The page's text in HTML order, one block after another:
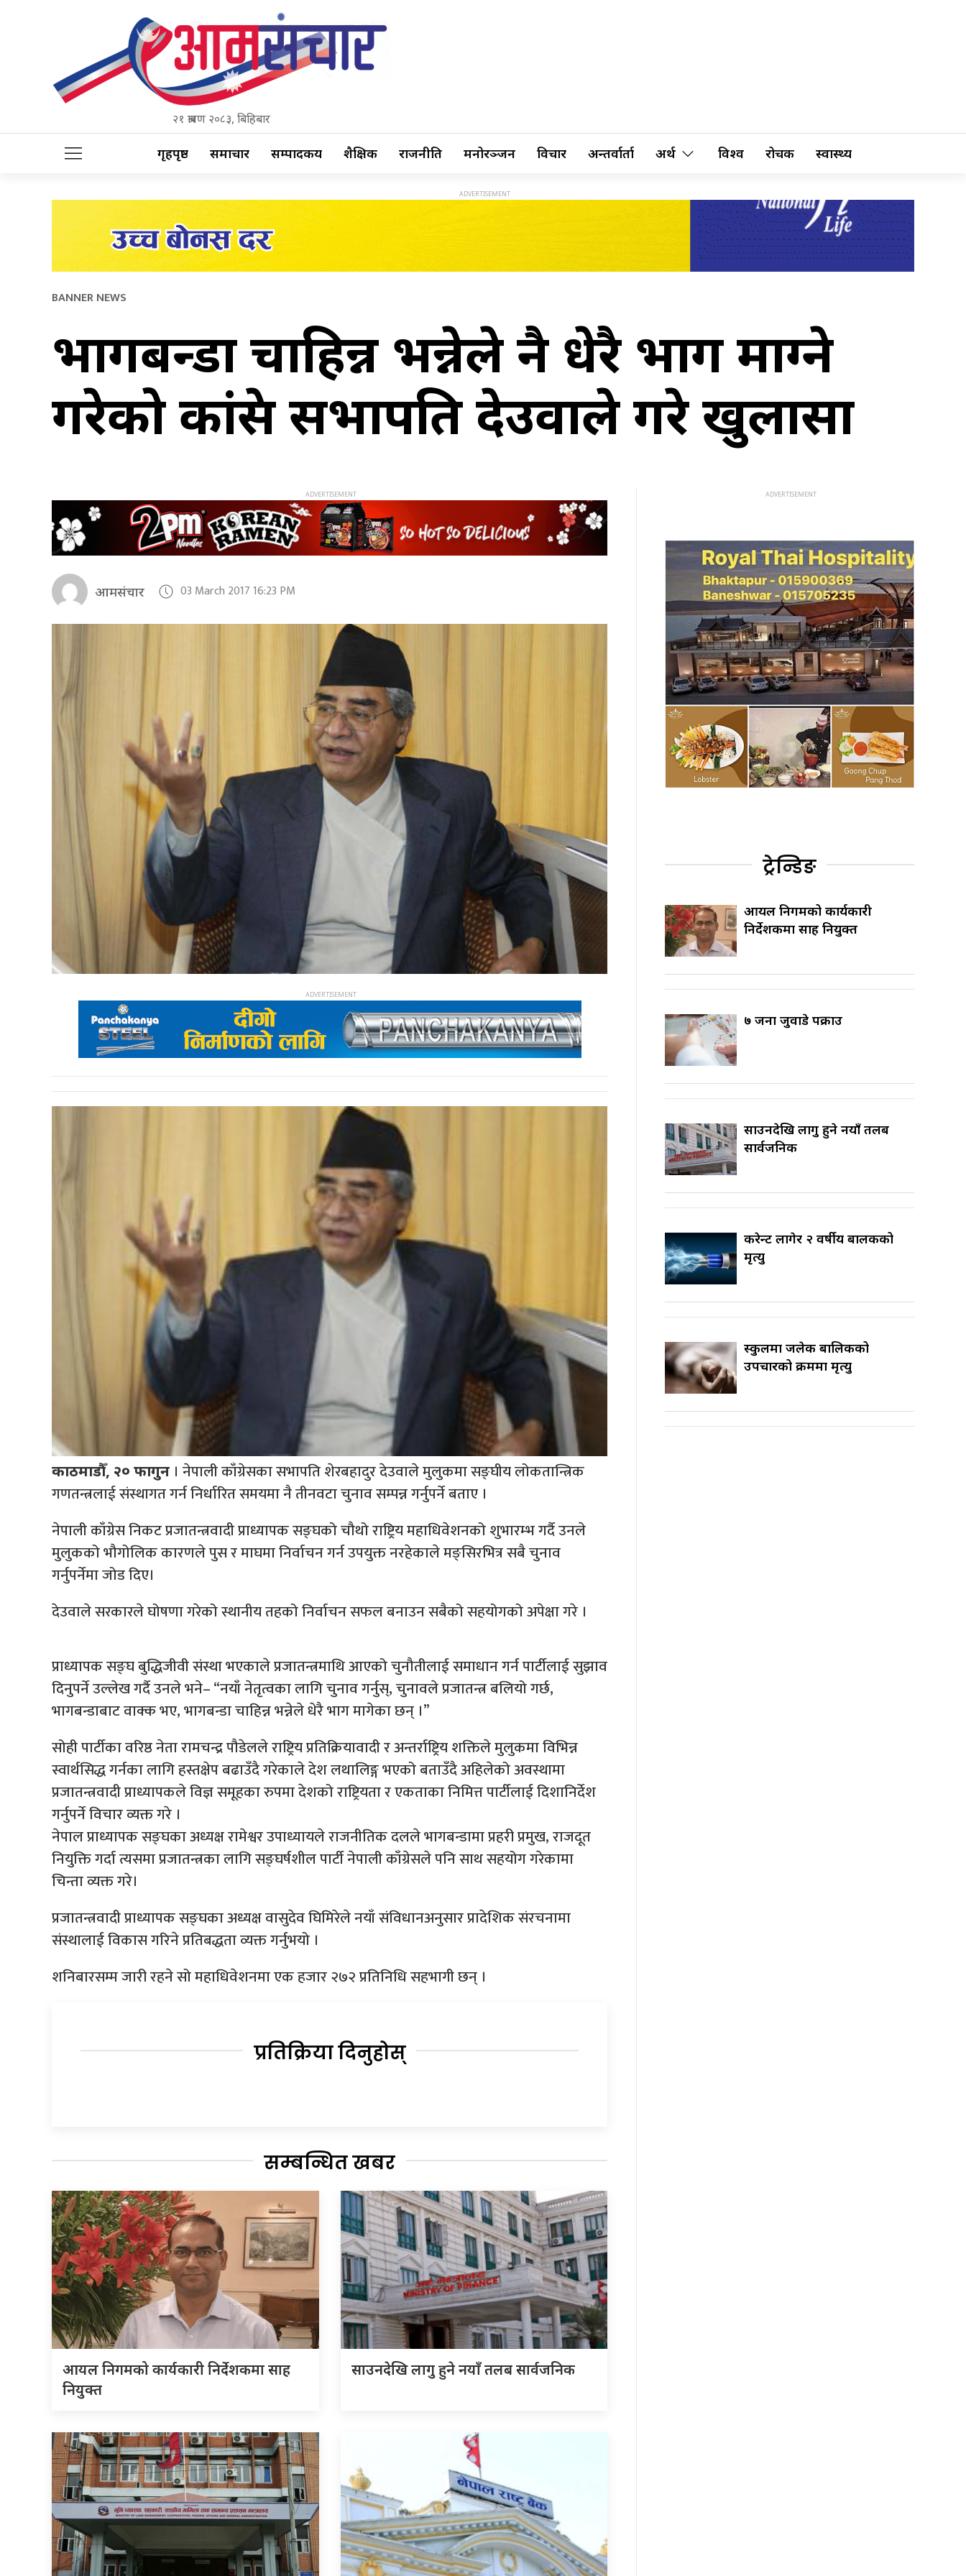
२१ श्रावण २०८३, बिहिबार
गृहपृष्ठ समाचार सम्पादकीय शैक्षिक राजनीति मनोरञ्जन विचार अन्तर्वार्ता अर्थ विश्व रोचक स्वास्थ्य
BANNER NEWS
भागबन्डा चाहिन्न भन्नेले नै धेरै भाग माग्ने
गरेको कांग्रेस सभापति देउवाले गरे खुलासा
आमसंचार 03 March 2017 16:23 PM
काठमाडौँ, २० फागुन । नेपाली काँग्रेसका सभापति शेरबहादुर देउवाले मुलुकमा सङ्घीय लोकतान्त्रिक
गणतन्त्रलाई संस्थागत गर्न निर्धारित समयमा नै तीनवटा चुनाव सम्पन्न गर्नुपर्ने बताए ।
नेपाली काँग्रेस निकट प्रजातन्त्रवादी प्राध्यापक सङ्घको चौथो राष्ट्रिय महाधिवेशनको शुभारम्भ गर्दै उनले
मुलुकको भौगोलिक कारणले पुस र माघमा निर्वाचन गर्न उपयुक्त नरहेकाले मङ्सिरभित्र सबै चुनाव
गर्नुपर्नेमा जोड दिए।
देउवाले सरकारले घोषणा गरेको स्थानीय तहको निर्वाचन सफल बनाउन सबैको सहयोगको अपेक्षा गरे ।
प्राध्यापक सङ्घ बुद्धिजीवी संस्था भएकाले प्रजातन्त्रमाथि आएको चुनौतीलाई समाधान गर्न पार्टीलाई सुझाव
दिनुपर्ने उल्लेख गर्दै उनले भने– “नयाँ नेतृत्वका लागि चुनाव गर्नुस्, चुनावले प्रजातन्त्र बलियो गर्छ,
भागबन्डाबाट वाक्क भए, भागबन्डा चाहिन्न भन्नेले धेरै भाग मागेका छन् ।”
सोही पार्टीका वरिष्ठ नेता रामचन्द्र पौडेलले राष्ट्रिय प्रतिक्रियावादी र अन्तर्राष्ट्रिय शक्तिले मुलुकमा विभिन्न
स्वार्थसिद्ध गर्नका लागि हस्तक्षेप बढाउँदै गरेकाले देश लथालिङ्ग भएको बताउँदै अहिलेको अवस्थामा
प्रजातन्त्रवादी प्राध्यापकले विज्ञ समूहका रुपमा देशको राष्ट्रियता र एकताका निमित्त पार्टीलाई दिशानिर्देश
गर्नुपर्ने विचार व्यक्त गरे ।
नेपाल प्राध्यापक सङ्घका अध्यक्ष रामेश्वर उपाध्यायले राजनीतिक दलले भागबन्डामा प्रहरी प्रमुख, राजदूत
नियुक्ति गर्दा त्यसमा प्रजातन्त्रका लागि सङ्घर्षशील पार्टी नेपाली काँग्रेसले पनि साथ सहयोग गरेकामा
चिन्ता व्यक्त गरे।
प्रजातन्त्रवादी प्राध्यापक सङ्घका अध्यक्ष वासुदेव घिमिरेले नयाँ संविधानअनुसार प्रादेशिक संरचनामा
संस्थालाई विकास गरिने प्रतिबद्धता व्यक्त गर्नुभयो ।
शनिबारसम्म जारी रहने सो महाधिवेशनमा एक हजार २७२ प्रतिनिधि सहभागी छन् ।
प्रतिक्रिया दिनुहोस्
सम्बन्धित खबर
आयल निगमको कार्यकारी निर्देशकमा साह
नियुक्त
साउनदेखि लागु हुने नयाँ तलब सार्वजनिक
ट्रेन्डिङ
आयल निगमको कार्यकारी
निर्देशकमा साह नियुक्त
७ जना जुवाडे पक्राउ
साउनदेखि लागु हुने नयाँ तलब
सार्वजनिक
करेन्ट लागेर २ वर्षीय बालकको
मृत्यु
स्कुलमा जलेकी बालिकको
उपचारको क्रममा मृत्यु